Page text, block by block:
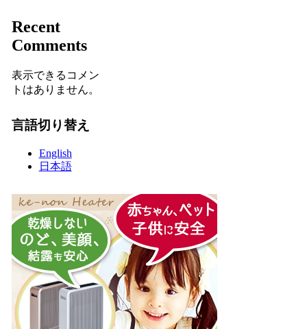
Recent
Comments
表示できるコメン
トはありません。
言語切り替え
English
日本語